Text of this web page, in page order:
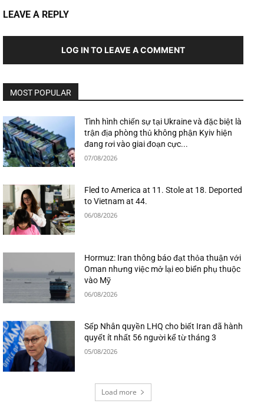
LEAVE A REPLY
LOG IN TO LEAVE A COMMENT
MOST POPULAR
Tình hình chiến sự tại Ukraine và đặc biệt là
trận địa phòng thủ không phận Kyiv hiện
đang rơi vào giai đoạn cực...
07/08/2026
Fled to America at 11. Stole at 18. Deported
to Vietnam at 44.
06/08/2026
Hormuz: Iran thông báo đạt thỏa thuận với
Oman nhưng việc mở lại eo biển phụ thuộc
vào Mỹ
06/08/2026
Sếp Nhân quyền LHQ cho biết Iran đã hành
quyết ít nhất 56 người kể từ tháng 3
05/08/2026
Load more